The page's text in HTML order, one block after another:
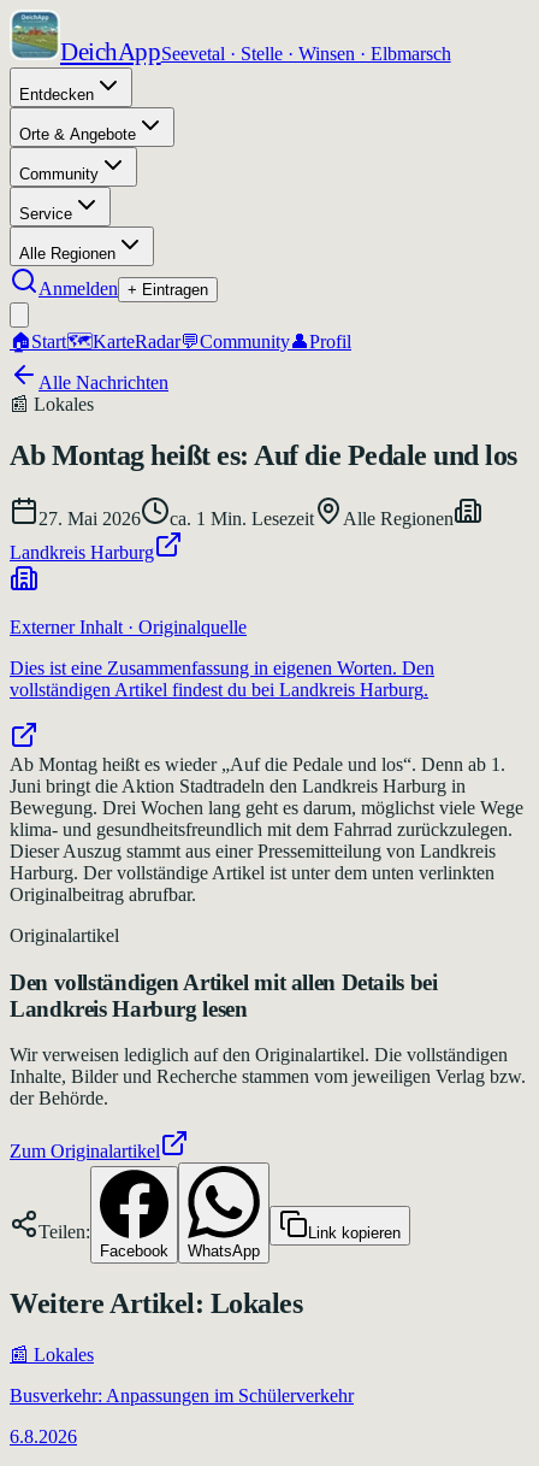
DeichAppSeevetal · Stelle · Winsen · Elbmarsch
Entdecken
Orte & Angebote
Community
Service
Alle Regionen
Anmelden + Eintragen
🏠Start🗺️KarteRadar💬Community👤Profil
Alle Nachrichten
📰 Lokales
Ab Montag heißt es: Auf die Pedale und los
27. Mai 2026 ca. 1 Min. Lesezeit
Alle Regionen
Landkreis Harburg
Externer Inhalt · Originalquelle
Dies ist eine Zusammenfassung in eigenen Worten. Den
vollständigen Artikel findest du bei Landkreis Harburg.
Ab Montag heißt es wieder „Auf die Pedale und los“. Denn ab 1.
Juni bringt die Aktion Stadtradeln den Landkreis Harburg in
Bewegung. Drei Wochen lang geht es darum, möglichst viele Wege
klima- und gesundheitsfreundlich mit dem Fahrrad zurückzulegen.
Dieser Auszug stammt aus einer Pressemitteilung von Landkreis
Harburg. Der vollständige Artikel ist unter dem unten verlinkten
Originalbeitrag abrufbar.
Originalartikel
Den vollständigen Artikel mit allen Details bei
Landkreis Harburg lesen
Wir verweisen lediglich auf den Originalartikel. Die vollständigen
Inhalte, Bilder und Recherche stammen vom jeweiligen Verlag bzw.
der Behörde.
Zum Originalartikel
Teilen:
Facebook WhatsApp
Link kopieren
Weitere Artikel: Lokales
📰 Lokales
Busverkehr: Anpassungen im Schülerverkehr
6.8.2026